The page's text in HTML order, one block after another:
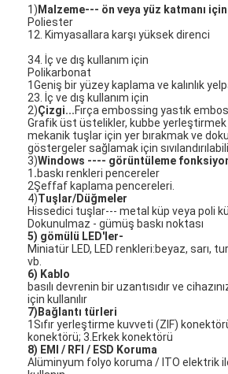
FPC membran anahtarı
Su geçirmez membran anahtarı
Dijital Baskı Membran Değiştiricisi
Arka ışıklı Membran Değiştirici
Grafik Bindirme
Tıbbi Membran Anahtarı
Düz Membran Değiştiricisi
ESD Membran Değiştiricisi
LCD Membran Değiştiricisi
Kapasitatif Membran Değiştiricisi
1) Malzeme--- ön veya yüz katmanı için
Poliester
12. Kimyasallara karşı yüksek direnci
34. İç ve dış kullanım için
Polikarbonat
1Geniş bir yüzey kaplama ve kalınlık
23. İç ve dış kullanım için
2)Çizgi...Fırça embossing yastık
Grafik üst üstelikler, kubbe
mekanik tuşlar için yer bırakmak ve
göstergeler sağlamak için
3)Windows ---- görüntüleme
1 .baskı renkleri pencereler
2Şeffaf kaplama pencereleri.
4)Tuşlar/Düğmeler
Hissedici tuşlar--- metal küp veya poli
Dokunulmaz - gümüş baskı noktası
5) gömülü LED'ler-
Miniatür LED, LED renkleri:beyaz, sarı,
vb.
6) Kablo
basılı devrenin bir uzantısıdır ve
için kullanılır
7) Bağlantı türleri
1Sıfır yerleştirme kuvveti (ZIF)
konektörü; 3.Erkek konektörü
8) EMI / RFI / ESD Koruma
Alüminyum folyo koruma / ITO elektrik